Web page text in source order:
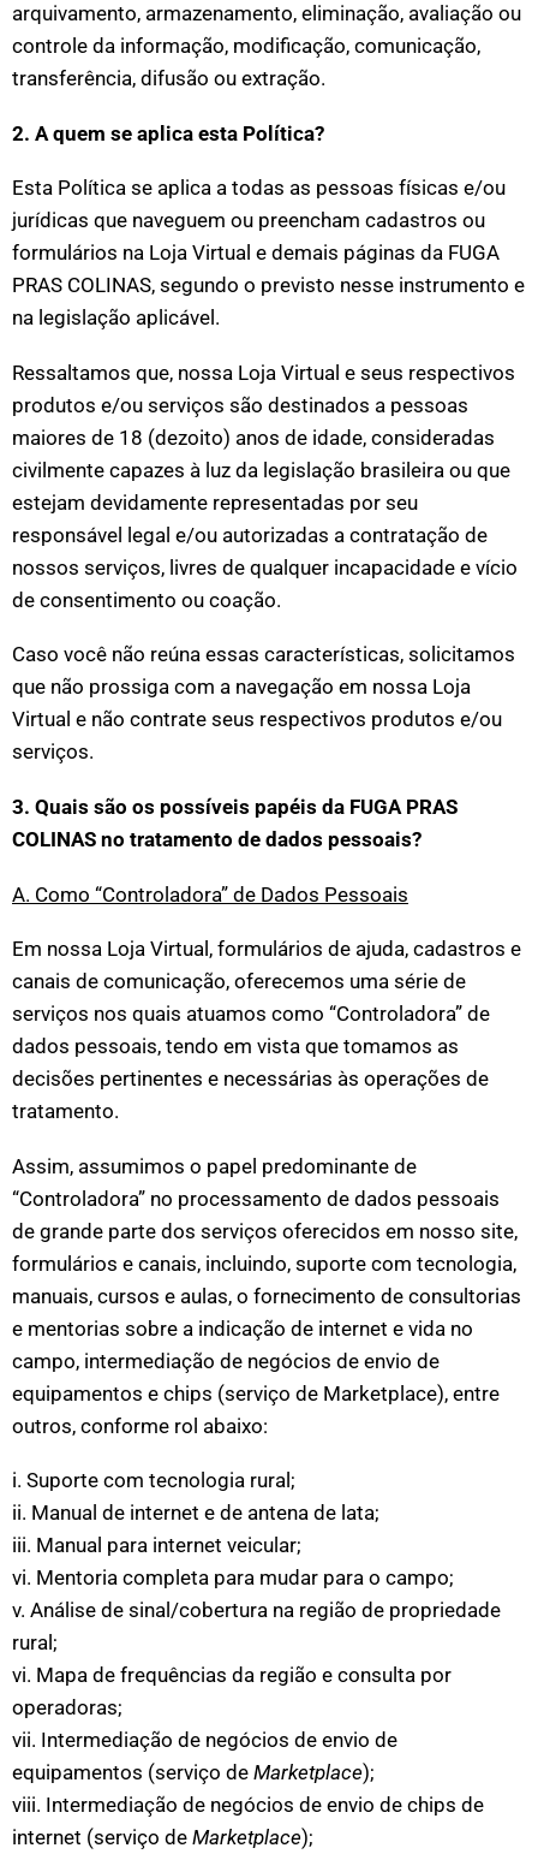
arquivamento, armazenamento, eliminação, avaliação ou
controle da informação, modificação, comunicação,
transferência, difusão ou extração.
2. A quem se aplica esta Política?
Esta Política se aplica a todas as pessoas físicas e/ou
jurídicas que naveguem ou preencham cadastros ou
formulários na Loja Virtual e demais páginas da FUGA
PRAS COLINAS, segundo o previsto nesse instrumento e
na legislação aplicável.
Ressaltamos que, nossa Loja Virtual e seus respectivos
produtos e/ou serviços são destinados a pessoas
maiores de 18 (dezoito) anos de idade, consideradas
civilmente capazes à luz da legislação brasileira ou que
estejam devidamente representadas por seu
responsável legal e/ou autorizadas a contratação de
nossos serviços, livres de qualquer incapacidade e vício
de consentimento ou coação.
Caso você não reúna essas características, solicitamos
que não prossiga com a navegação em nossa Loja
Virtual e não contrate seus respectivos produtos e/ou
serviços.
3. Quais são os possíveis papéis da FUGA PRAS
COLINAS no tratamento de dados pessoais?
A. Como “Controladora” de Dados Pessoais
Em nossa Loja Virtual, formulários de ajuda, cadastros e
canais de comunicação, oferecemos uma série de
serviços nos quais atuamos como “Controladora” de
dados pessoais, tendo em vista que tomamos as
decisões pertinentes e necessárias às operações de
tratamento.
Assim, assumimos o papel predominante de
“Controladora” no processamento de dados pessoais
de grande parte dos serviços oferecidos em nosso site,
formulários e canais, incluindo, suporte com tecnologia,
manuais, cursos e aulas, o fornecimento de consultorias
e mentorias sobre a indicação de internet e vida no
campo, intermediação de negócios de envio de
equipamentos e chips (serviço de Marketplace), entre
outros, conforme rol abaixo:
i. Suporte com tecnologia rural;
ii. Manual de internet e de antena de lata;
iii. Manual para internet veicular;
vi. Mentoria completa para mudar para o campo;
v. Análise de sinal/cobertura na região de propriedade
rural;
vi. Mapa de frequências da região e consulta por
operadoras;
vii. Intermediação de negócios de envio de
equipamentos (serviço de Marketplace);
viii. Intermediação de negócios de envio de chips de
internet (serviço de Marketplace);